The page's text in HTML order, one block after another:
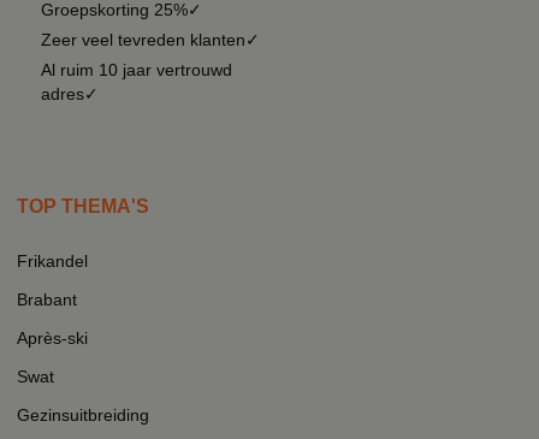
Groepskorting 25%✓
Zeer veel tevreden klanten✓
Al ruim 10 jaar vertrouwd
adres✓
TOP THEMA'S
Frikandel
Brabant
Après-ski
Swat
Gezinsuitbreiding